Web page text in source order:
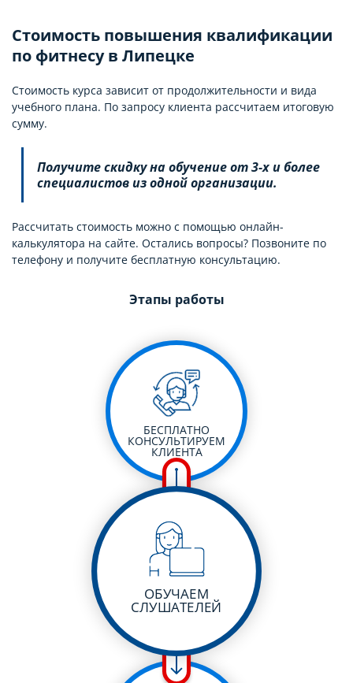
Стоимость повышения квалификации
по фитнесу в Липецке
Стоимость курса зависит от продолжительности и вида
учебного плана. По запросу клиента рассчитаем итоговую
сумму.
Получите скидку на обучение от 3-х и более
специалистов из одной организации.
Рассчитать стоимость можно с помощью онлайн-
калькулятора на сайте. Остались вопросы? Позвоните по
телефону и получите бесплатную консультацию.
Этапы работы
БЕСПЛАТНО
КОНСУЛЬТИРУЕМ
КЛИЕНТА
ОБУЧАЕМ
СЛУШАТЕЛЕЙ